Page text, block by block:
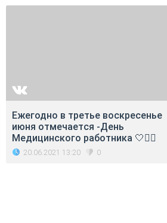
Ежегодно в третье воскресенье
июня отмечается -День
Медицинского работника 🤍👩‍⚕️
20.06.2021 13:20 0